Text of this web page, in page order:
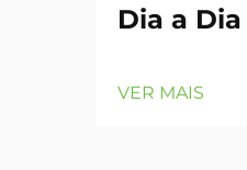
Dia a
VER MAIS